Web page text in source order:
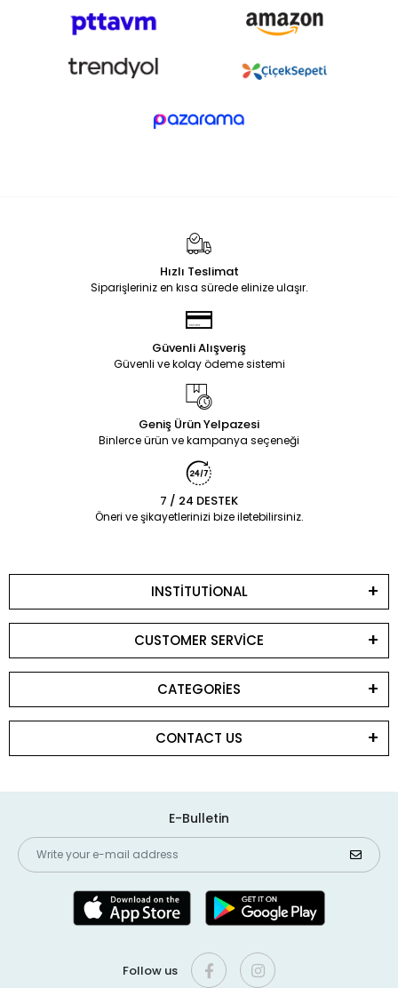
Hızlı Teslimat
Siparişleriniz en kısa sürede elinize ulaşır.
Güvenli Alışveriş
Güvenli ve kolay ödeme sistemi
Geniş Ürün Yelpazesi
Binlerce ürün ve kampanya seçeneği
7 / 24 DESTEK
Öneri ve şikayetlerinizi bize iletebilirsiniz.
INSTİTUTİONAL
CUSTOMER SERVİCE
CATEGORİES
CONTACT US
E-Bulletin
Follow us